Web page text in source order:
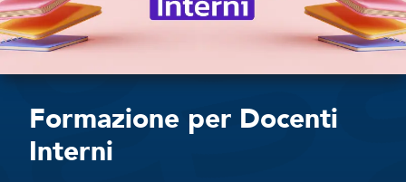
Formazione per Docenti
Interni